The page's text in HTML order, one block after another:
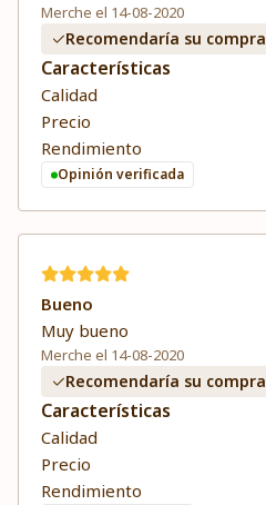
Merche el 14-08-2020
Recomendaría su compra
Características
Calidad
Precio
Rendimiento
Opinión verificada
Bueno
Muy bueno
Merche el 14-08-2020
Recomendaría su compra
Características
Calidad
Precio
Rendimiento